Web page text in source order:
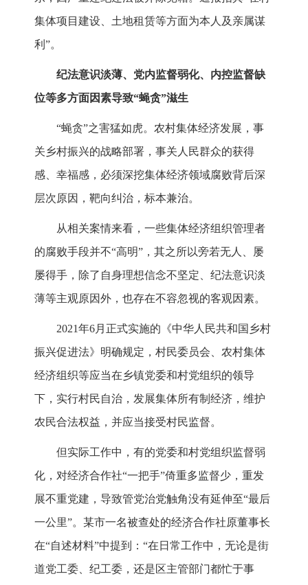
集体项目建设、土地租赁等方面为本人及亲属谋
利”。
纪法意识淡薄、党内监督弱化、内控监督缺
位等多方面因素导致“蝇贪”滋生
“蝇贪”之害猛如虎。农村集体经济发展，事
关乡村振兴的战略部署，事关人民群众的获得
感、幸福感，必须深挖集体经济领域腐败背后深
层次原因，靶向纠治，标本兼治。
从相关案情来看，一些集体经济组织管理者
的腐败手段并不“高明”，其之所以旁若无人、屡
屡得手，除了自身理想信念不坚定、纪法意识淡
薄等主观原因外，也存在不容忽视的客观因素。
2021年6月正式实施的《中华人民共和国乡村
振兴促进法》明确规定，村民委员会、农村集体
经济组织等应当在乡镇党委和村党组织的领导
下，实行村民自治，发展集体所有制经济，维护
农民合法权益，并应当接受村民监督。
但实际工作中，有的党委和村党组织监督弱
化，对经济合作社“一把手”倚重多监督少，重发
展不重党建，导致管党治党触角没有延伸至“最后
一公里”。某市一名被查处的经济合作社原董事长
在“自述材料”中提到：“在日常工作中，无论是街
道党工委、纪工委，还是区主管部门都忙于事